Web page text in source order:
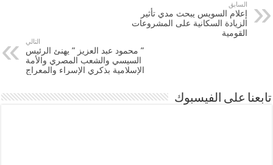
السابق
إعلام السويس يبحث مدي تأثير
الزيادة السكانية على المشروعات
القومية
التالي
” محمود عبد العزيز ” يهنئ الرئيس
السيسي والشعب المصري والأمة
الإسلامية بذكري الإسراء والمعراج
تابعنا على الفيسبوك